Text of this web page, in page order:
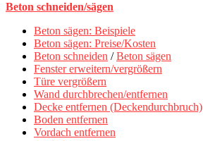
Beton schneiden/sägen
Beton sägen: Beispiele
Beton sägen: Preise/Kosten
Beton schneiden /Beton sägen
Fenster erweitern/vergrößern
Türe vergrößern
Wand durchbrechen/entfernen
Decke entfernen (Deckendurchbruch)
Boden entfernen
Vordach entfernen